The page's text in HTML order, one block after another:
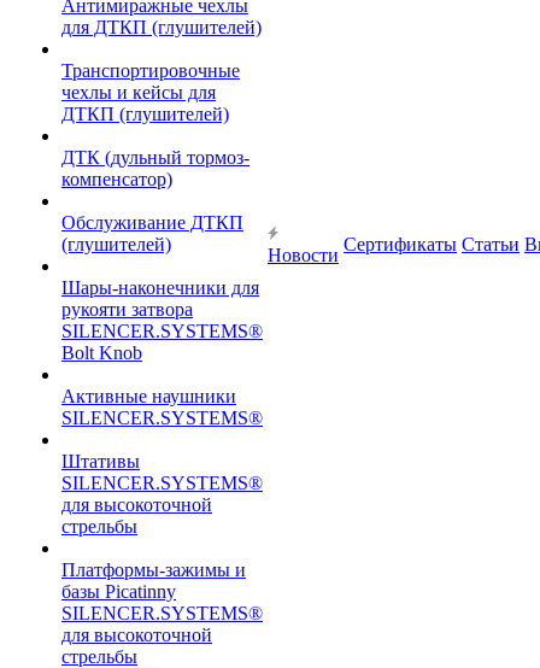
Антимиражные чехлы
для ДТКП (глушителей)
Транспортировочные
чехлы и кейсы для
ДТКП (глушителей)
ДТК (дульный тормоз-
компенсатор)
Обслуживание ДТКП
(глушителей)
Шары-наконечники для
рукояти затвора
SILENCER.SYSTEMS®
Bolt Knob
Активные наушники
SILENCER.SYSTEMS®
Штативы
SILENCER.SYSTEMS®
для высокоточной
стрельбы
Платформы-зажимы и
базы Picatinny
SILENCER.SYSTEMS®
для высокоточной
стрельбы
Новости
Сертификаты Статьи